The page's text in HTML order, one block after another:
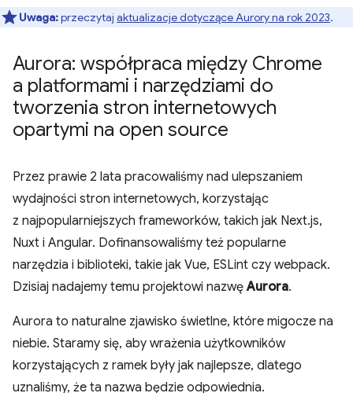
Uwaga:przeczytaj aktualizacje dotyczące Aurory na rok 2023.
Aurora: współpraca między Chrome
a platformami i narzędziami do
tworzenia stron internetowych
opartymi na open source
Przez prawie 2 lata pracowaliśmy nad ulepszaniem
wydajności stron internetowych, korzystając
z najpopularniejszych frameworków, takich jak Next.js,
Nuxt i Angular. Dofinansowaliśmy też popularne
narzędzia i biblioteki, takie jak Vue, ESLint czy webpack.
Dzisiaj nadajemy temu projektowi nazwęAurora.
Aurora to naturalne zjawisko świetlne, które migocze na
niebie. Staramy się, aby wrażenia użytkowników
korzystających z ramek były jak najlepsze, dlatego
uznaliśmy, że ta nazwa będzie odpowiednia.